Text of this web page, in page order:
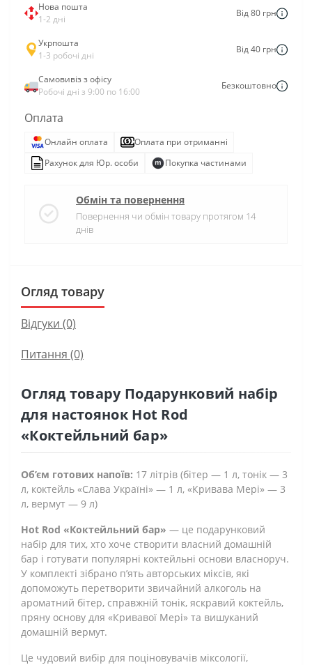
Нова пошта
1-2 дні
Від 80 грн
Укрпошта
1-3 робочі дні
Від 40 грн
Самовивіз з офісу
Робочі дні з 9:00 по 16:00
Безкоштовно
Оплата
Онлайн оплата
Оплата при отриманні
Рахунок для Юр. особи
Покупка частинами
Обмін та повернення
Повернення чи обмін товару протягом 14
днів
Огляд товару
Відгуки (0)
Питання (0)
Огляд товару Подарунковий набір
для настоянок Hot Rod
«Коктейльний бар»
Об’єм готових напоїв: 17 літрів (бітер — 1 л, тонік — 3
л, коктейль «Слава Україні» — 1 л, «Кривава Мері» — 3
л, вермут — 9 л)
Hot Rod «Коктейльний бар» — це подарунковий
набір для тих, хто хоче створити власний домашній
бар і готувати популярні коктейльні основи власноруч.
У комплекті зібрано п’ять авторських міксів, які
допоможуть перетворити звичайний алкоголь на
ароматний бітер, справжній тонік, яскравий коктейль,
пряну основу для «Кривавої Мері» та вишуканий
домашній вермут.
Це чудовий вибір для поціновувачів міксології,